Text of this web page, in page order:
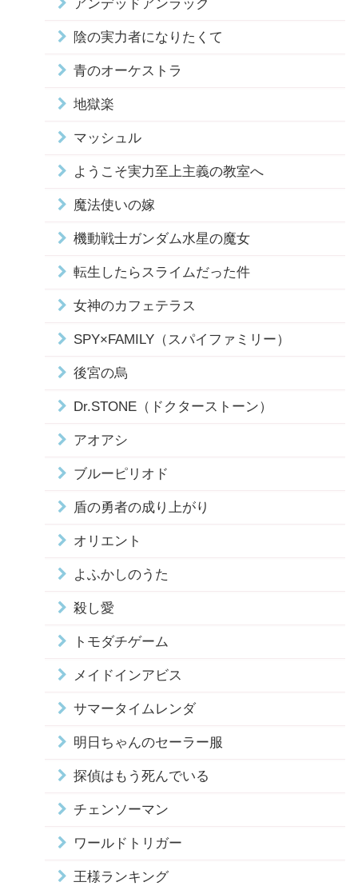
アンデッドアンラック
陰の実力者になりたくて
青のオーケストラ
地獄楽
マッシュル
ようこそ実力至上主義の教室へ
魔法使いの嫁
機動戦士ガンダム水星の魔女
転生したらスライムだった件
女神のカフェテラス
SPY×FAMILY（スパイファミリー）
後宮の烏
Dr.STONE（ドクターストーン）
アオアシ
ブルーピリオド
盾の勇者の成り上がり
オリエント
よふかしのうた
殺し愛
トモダチゲーム
メイドインアビス
サマータイムレンダ
明日ちゃんのセーラー服
探偵はもう死んでいる
チェンソーマン
ワールドトリガー
王様ランキング